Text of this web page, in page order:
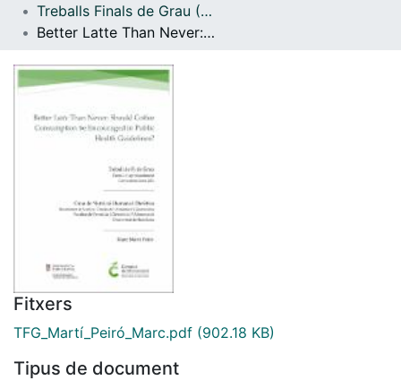
Treballs Finals de Grau (TFG) - Nutrició Humana i Dietètica
Better Latte Than Never: Should Coffee Consumption be Encouraged in Public Health Guidelines?
Fitxers
TFG_Martí_Peiró_Marc.pdf (902.18 KB)
Tipus de document